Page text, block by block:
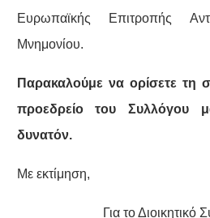
Ευρωπαϊκής Επιτροπής
Μνημονίου.
Παρακαλούμε να ορίσετε τη
προεδρείο του Συλλόγου
δυνατόν.
Με εκτίμηση,
Για το Διοικητικό